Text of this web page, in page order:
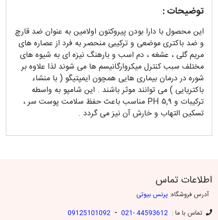
توضیحات :
این محصول با دارا بودن پیروکتون اولامین به عنوان ضد قارچ
و ضد باکتری موضعی و ترکیبی منحصر به فرد از عصاره های
مریم گلی ، عشغه ، دم اسب و بارهنگ نیزه ای به شیوه های
مختلف سبب کنترل میکروارگانیسم ها می شوند لذا علاوه بر
شوره در درمان بیماری هایی همچون ایمپتیگو ( با منشاء
باکتریایی ) می توانند موثر باشند . این شامپو به واسطه
ترکیبات و PH ۵,۹ مناسب باعث حفظ سلامت پوست سر ،
تسکین التهاب و خارش آن نیز می گردد .
اطلاعات تماس
آدرس فروشگاه: پرنس بیوتی
تماس با ما : 44593612 -021
-
09125101092